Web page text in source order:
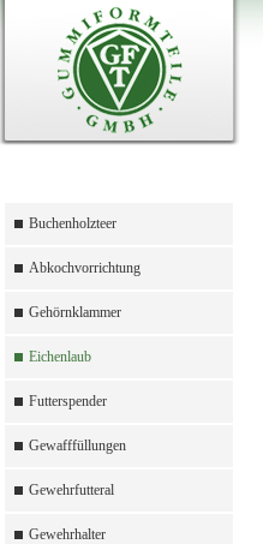
Buchenholzteer
Abkochvorrichtung
Gehörnklammer
Eichenlaub
Futterspender
Gewafffüllungen
Gewehrfutteral
Gewehrhalter